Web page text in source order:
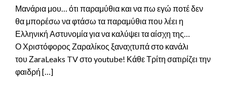
Μανάρια μου… ότι παραμύθια και να πω εγώ ποτέ δεν
θα μπορέσω να φτάσω τα παραμύθια που λέει η
Ελληνική Αστυνομία για να καλύψει τα αίσχη της…
Ο Χριστόφορος Ζαραλίκος ξαναχτυπά στο κανάλι
του ΖaraLeaks TV στο youtube! Κάθε Τρίτη σατιρίζει την
φαιδρή […]